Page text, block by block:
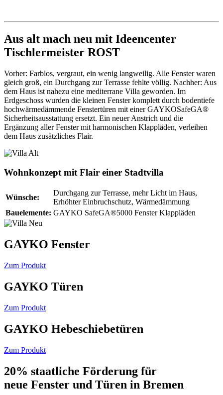
Aus alt mach neu mit Ideencenter
Tischlermeister ROST
Vorher: Farblos, vergraut, ein wenig langweilig. Alle Fenster waren
gleich groß, ein Durchgang zur Terrasse fehlte völlig. Nachher: Aus
dem Haus ist nahezu eine mediterrane Villa geworden. Im
Erdgeschoss wurden die kleinen Fenster komplett durch bodentiefe
hochwärmedämmende Fenstertüren mit einer GAYKOSafeGA®
Sicherheitsausstattung ersetzt. Ein neuer Anstrich und die
Ergänzung aller Fenster mit harmonischen Klappläden, verleihen
dem Haus zusätzliches Flair.
Wohnkonzept mit Flair einer Stadtvilla
Wünsche:
Durchgang zur Terrasse, mehr Licht im Haus,
Erhöhter Einbruchschutz, Wärmedämmung
Bauelemente: GAYKO SafeGA®5000 Fenster Klappläden
GAYKO Fenster
Zum Produkt
GAYKO Türen
Zum Produkt
GAYKO Hebeschiebetüren
Zum Produkt
20% staatliche Förderung für
neue Fenster und Türen in Bremen